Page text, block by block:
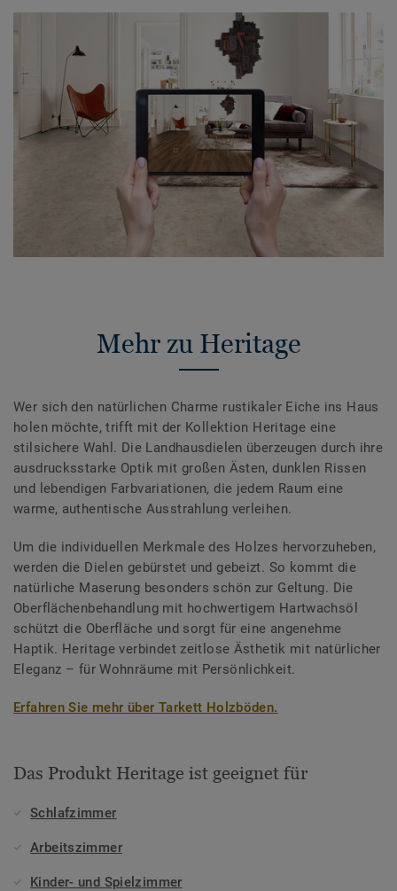
Mehr zu Heritage
Wer sich den natürlichen Charme rustikaler Eiche ins Haus
holen möchte, trifft mit der Kollektion Heritage eine
stilsichere Wahl. Die Landhausdielen überzeugen durch ihre
ausdrucksstarke Optik mit großen Ästen, dunklen Rissen
und lebendigen Farbvariationen, die jedem Raum eine
warme, authentische Ausstrahlung verleihen.
Um die individuellen Merkmale des Holzes hervorzuheben,
werden die Dielen gebürstet und gebeizt. So kommt die
natürliche Maserung besonders schön zur Geltung. Die
Oberflächenbehandlung mit hochwertigem Hartwachsöl
schützt die Oberfläche und sorgt für eine angenehme
Haptik. Heritage verbindet zeitlose Ästhetik mit natürlicher
Eleganz – für Wohnräume mit Persönlichkeit.
Erfahren Sie mehr über Tarkett Holzböden.
Das Produkt Heritage ist geeignet für
Schlafzimmer
Arbeitszimmer
Kinder- und Spielzimmer